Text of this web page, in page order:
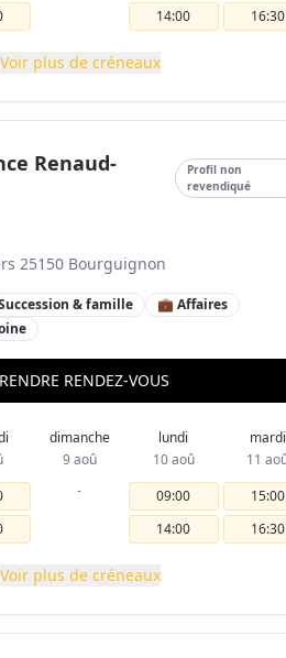
14:00
16:30
Voir plus de créneaux
Renaud-
Profil non
revendiqué
25150 Bourguignon
& famille
💼 Affaires
RENDEZ-VOUS
dimanche
9 aoû
-
lundi
10 aoû
09:00
14:00
mardi
11
15:00
16:30
Voir plus de créneaux